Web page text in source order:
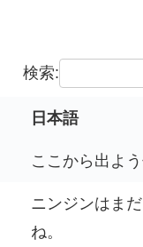
検索:
日本語
日本語
ここから出よう
ニンジンはま
ね。